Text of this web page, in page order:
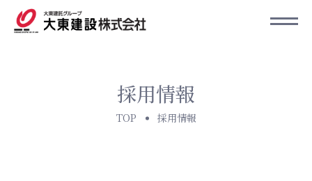
採用情報
TOP 採用情報